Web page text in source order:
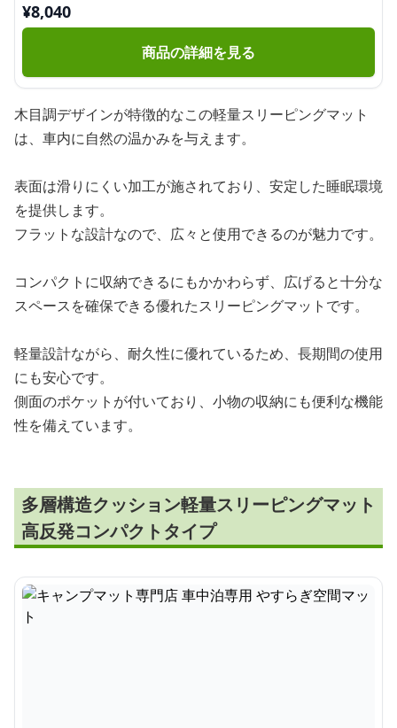
¥8,040
商品の詳細を見る
木目調デザインが特徴的なこの軽量スリーピングマット
は、車内に自然の温かみを与えます。
表面は滑りにくい加工が施されており、安定した睡眠環境
を提供します。
フラットな設計なので、広々と使用できるのが魅力です。
コンパクトに収納できるにもかかわらず、広げると十分な
スペースを確保できる優れたスリーピングマットです。
軽量設計ながら、耐久性に優れているため、長期間の使用
にも安心です。
側面のポケットが付いており、小物の収納にも便利な機能
性を備えています。
多層構造クッション軽量スリーピングマット
高反発コンパクトタイプ